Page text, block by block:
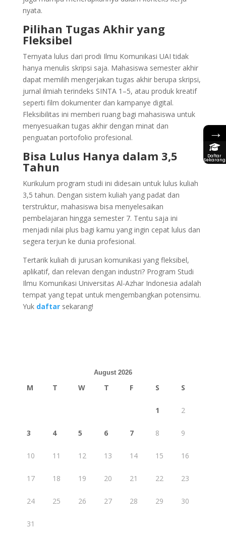
nyata.
Pilihan Tugas Akhir yang
Fleksibel
Ternyata lulus dari prodi Ilmu Komunikasi UAI tidak
hanya menulis skripsi saja. Mahasiswa semester akhir
dapat memilih mengerjakan tugas akhir berupa skripsi,
jurnal ilmiah terindeks SINTA 1–5, atau produk kreatif
seperti film dokumenter dan kampanye digital.
Fleksibilitas ini memberi ruang bagi mahasiswa untuk
menyesuaikan tugas akhir dengan minat dan
penguatan portofolio profesional.
Bisa Lulus Hanya dalam 3,5
Tahun
Kurikulum program studi ini didesain untuk lulus kuliah
3,5 tahun. Dengan sistem kuliah yang padat dan
terstruktur, mahasiswa bisa menyelesaikan
pembelajaran hingga semester 7. Tentu saja ini
menjadi nilai plus bagi kamu yang ingin cepat lulus dan
segera terjun ke dunia profesional.
Tertarik kuliah di jurusan komunikasi yang fleksibel,
aplikatif, dan relevan dengan industri? Program Studi
Ilmu Komunikasi Universitas Al-Azhar Indonesia adalah
tempat yang tepat untuk mengembangkan potensimu.
Yuk daftarsekarang!
August 2026
M T W T F S S
1 2
3 4 5 6 7 8 9
10 11 12 13 14 15 16
17 18 19 20 21 22 23
24 25 26 27 28 29 30
31
→
Daftar
Sekarang